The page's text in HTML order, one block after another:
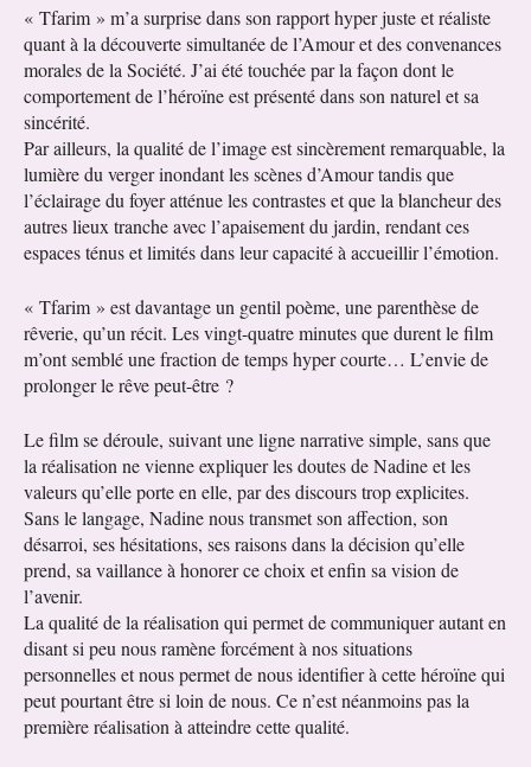
« Tfarim » m’a surprise dans son rapport hyper juste et réaliste
quant à la découverte simultanée de l’Amour et des convenances
morales de la Société. J’ai été touchée par la façon dont le
comportement de l’héroïne est présenté dans son naturel et sa
sincérité.
Par ailleurs, la qualité de l’image est sincèrement remarquable, la
lumière du verger inondant les scènes d’Amour tandis que
l’éclairage du foyer atténue les contrastes et que la blancheur des
autres lieux tranche avec l’apaisement du jardin, rendant ces
espaces ténus et limités dans leur capacité à accueillir l’émotion.
« Tfarim » est davantage un gentil poème, une parenthèse de
rêverie, qu’un récit. Les vingt-quatre minutes que durent le film
m’ont semblé une fraction de temps hyper courte… L’envie de
prolonger le rêve peut-être ?
Le film se déroule, suivant une ligne narrative simple, sans que
la réalisation ne vienne expliquer les doutes de Nadine et les
valeurs qu’elle porte en elle, par des discours trop explicites.
Sans le langage, Nadine nous transmet son affection, son
désarroi, ses hésitations, ses raisons dans la décision qu’elle
prend, sa vaillance à honorer ce choix et enfin sa vision de
l’avenir.
La qualité de la réalisation qui permet de communiquer autant en
disant si peu nous ramène forcément à nos situations
personnelles et nous permet de nous identifier à cette héroïne qui
peut pourtant être si loin de nous. Ce n’est néanmoins pas la
première réalisation à atteindre cette qualité.